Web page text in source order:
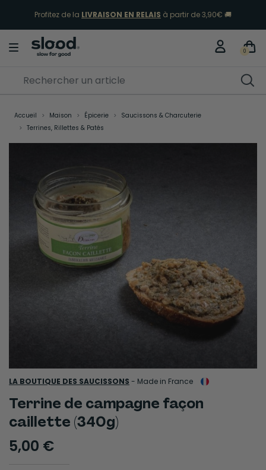
Découvrir
0
Accueil Maison Épicerie
Saucissons & Charcuterie
Terrines, Rillettes & Patés
LA BOUTIQUE DES SAUCISSONS - Made in France
Terrine de campagne façon
caillette (340g)
5,00 €